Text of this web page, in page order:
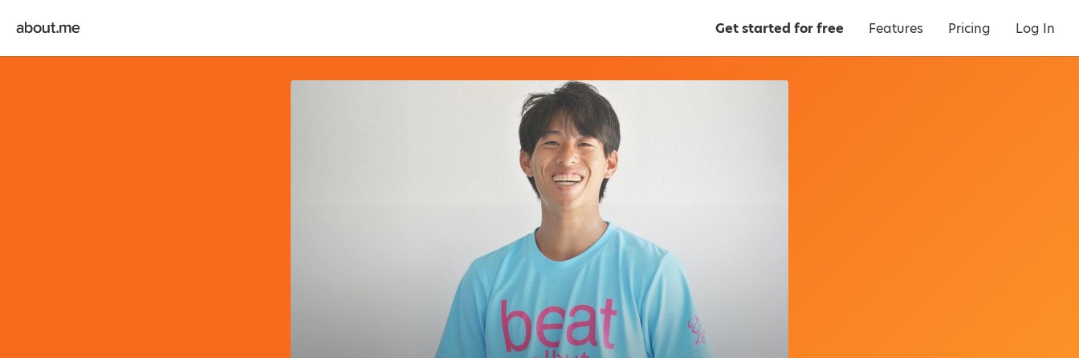
Get started for free Features Pricing Log In